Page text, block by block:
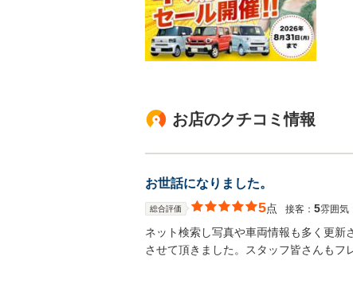
お店のクチコミ情報
お世話になりました。
総合評価 5点 接客： 5雰囲気
ネット検索し写真や車両情報も多く更新
させて頂きました。スタッフ皆さんもフ